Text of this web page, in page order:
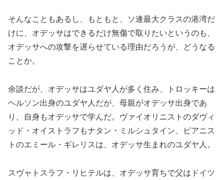
そんなこともあるし、もともと、ソ連最大クラスの港湾だ
けに、オデッサはできるだけ無傷で取りたいというのも、
オデッサへの攻撃を遅らせている理由だろうが、どうなる
ことか。
余談だが、オデッサはユダヤ人が多く住み、トロッキーは
ヘルソン出身のユダヤ人だが、母親がオデッサ出身であ
り、自身もオデッサで学んだ。ヴァイオリニストのダヴィ
ッド・オイストラフもナタン・ミルシュタイン、ピアニス
トのエミール・ギレリスは、オデッサ生まれのユダヤ人。
スヴャトスラフ・リヒテルは、オデッサ育ちで父はドイツ